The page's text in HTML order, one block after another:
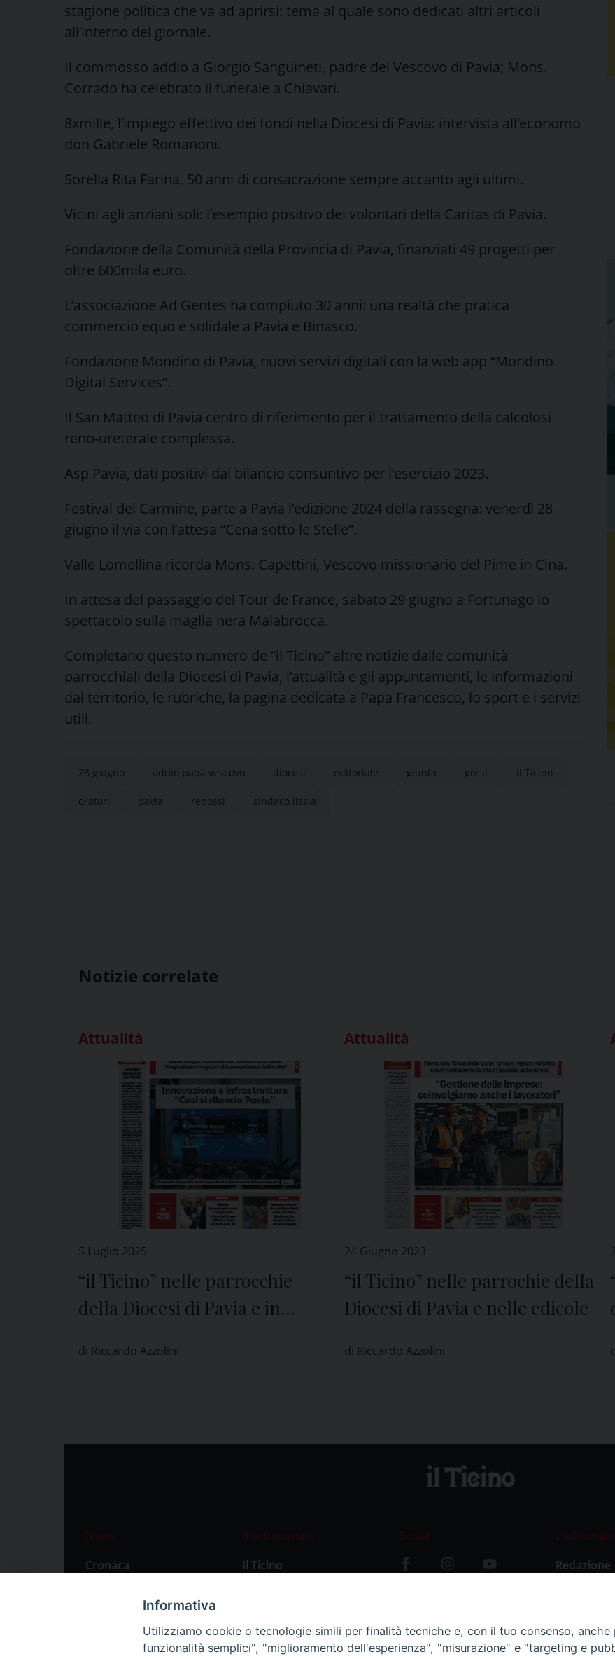
stagione politica che va ad aprirsi: tema al quale sono dedicati altri articoli
all’interno del giornale.
Il commosso addio a Giorgio Sanguineti, padre del Vescovo di Pavia; Mons.
Corrado ha celebrato il funerale a Chiavari.
8xmille, l’impiego effettivo dei fondi nella Diocesi di Pavia: intervista all’economo
don Gabriele Romanoni.
Sorella Rita Farina, 50 anni di consacrazione sempre accanto agli ultimi.
Vicini agli anziani soli: l’esempio positivo dei volontari della Caritas di Pavia.
Fondazione della Comunità della Provincia di Pavia, finanziati 49 progetti per
oltre 600mila euro.
L’associazione Ad Gentes ha compiuto 30 anni: una realtà che pratica
commercio equo e solidale a Pavia e Binasco.
Fondazione Mondino di Pavia, nuovi servizi digitali con la web app “Mondino
Digital Services”.
Il San Matteo di Pavia centro di riferimento per il trattamento della calcolosi
reno-ureterale complessa.
Asp Pavia, dati positivi dal bilancio consuntivo per l’esercizio 2023.
Festival del Carmine, parte a Pavia l’edizione 2024 della rassegna: venerdì 28
giugno il via con l’attesa “Cena sotto le Stelle”.
Valle Lomellina ricorda Mons. Capettini, Vescovo missionario del Pime in Cina.
In attesa del passaggio del Tour de France, sabato 29 giugno a Fortunago lo
spettacolo sulla maglia nera Malabrocca.
Completano questo numero de “il Ticino” altre notizie dalle comunità
parrocchiali della Diocesi di Pavia, l’attualità e gli appuntamenti, le informazioni
dal territorio, le rubriche, la pagina dedicata a Papa Francesco, lo sport e i servizi
utili.
28 giugno addio papà vescovo diocesi editoriale giunta grest Il Ticino
oratori pavia repossi sindaco lissia
Notizie correlate
Attualità
5 Luglio 2025
“il Ticino” nelle parrocchie
della Diocesi di Pavia e in
di Riccardo Azzolini
Attualità
24 Giugno 2023
“il Ticino” nelle parrochie della
Diocesi di Pavia e nelle edicole
di Riccardo Azzolini
News
Cronaca
Primo Piano
Il settimanale
Il Ticino
Social
L’editoriale
Redazione
Informativa
Utilizziamo cookie o tecnologie simili per finalità tecniche e, con il tuo consenso,
funzionalità semplici", "miglioramento dell'esperienza", "misurazione" e "targeting e